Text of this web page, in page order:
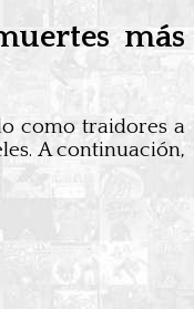
más
como traidores a
A continuación,